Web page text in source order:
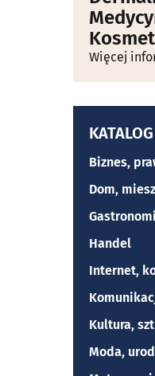
Więcej
Biznes,
Dom,
Handel
Internet,
Kultura,
Moda,